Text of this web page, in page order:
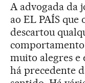
A advogada da
ao EL PAÍS que
descartou
comportamento
muito alegres e
há precedente